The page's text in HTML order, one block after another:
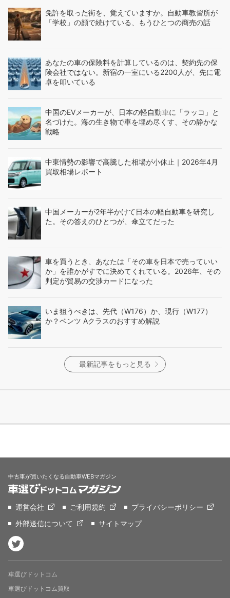
免許を取った街を、覚えていますか。自動車教習所が
「学校」の顔で続けている、もうひとつの商売の話
あなたの車の保険料を計算しているのは、契約先の保
険会社ではない。新宿の一室にいる2200人が、先に電
卓を叩いている
中国のEVメーカーが、日本の軽自動車に「ラッコ」と
名づけた。海の生き物で車を埋め尽くす、その静かな
戦略
中東情勢の影響で高騰した相場が小休止｜2026年4月
買取相場レポート
中国メーカーが2年半かけて日本の軽自動車を研究し
た。その答えのひとつが、傘立てだった
車を買うとき、あなたは「その車を日本で売っていい
か」を誰かがすでに決めてくれている。2026年、その
判定が貿易の交渉カードになった
いま狙うべきは、先代（W176）か、現行（W177）
か？ベンツ Aクラスのおすすめ解説
最新記事をもっと見る
中古車が買いたくなる自動車WEBマガジン
運営会社 ご利用規約
プライバシーポリシー
外部送信について
サイトマップ
車選びドットコム
車選びドットコム買取